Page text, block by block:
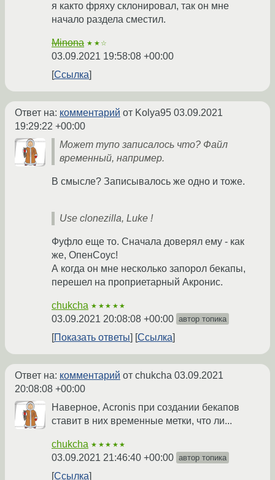
я както фряху склонировал, так он мне
начало раздела сместил.
Minona ★★☆
03.09.2021 19:58:08 +00:00
Ссылка
Ответ на: комментарий от Kolya95 03.09.2021
19:29:22 +00:00
Может тупо записалось что? Файл
временный, например.
В смысле? Записывалось же одно и тоже.
Use clonezilla, Luke !
Фуфло еще то. Сначала доверял ему - как
же, ОпенСоус!
А когда он мне несколько запорол бекапы,
перешел на проприетарный Акронис.
chukcha ★★★★★
03.09.2021 20:08:08 +00:00 автор топика
Показать ответы Ссылка
Ответ на: комментарий от chukcha 03.09.2021
20:08:08 +00:00
Наверное, Acronis при создании бекапов
ставит в них временные метки, что ли...
chukcha ★★★★★
03.09.2021 21:46:40 +00:00 автор топика
Ссылка